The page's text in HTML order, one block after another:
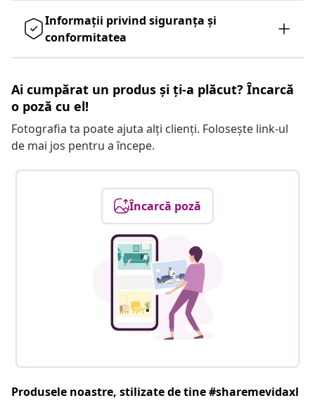
Informații privind siguranța și
conformitatea
Ai cumpărat un produs și ți-a plăcut? Încarcă
o poză cu el!
Fotografia ta poate ajuta alți clienți. Folosește link-ul
de mai jos pentru a începe.
Încarcă poză
Produsele noastre, stilizate de tine #sharemevidaxl